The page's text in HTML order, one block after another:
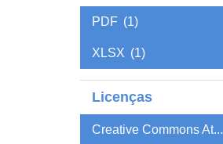
PDF (1)
XLSX (1)
Licenças
Creative Commons At...